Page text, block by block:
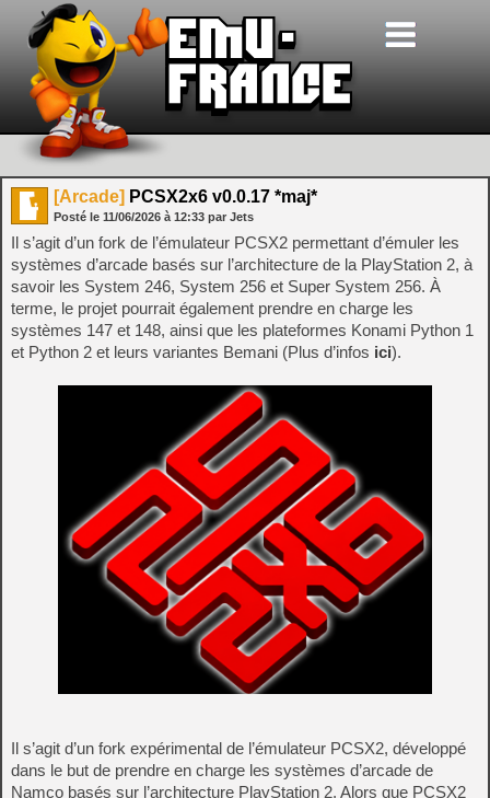
[Arcade] PCSX2x6 v0.0.17 *maj*
Posté le 11/06/2026 à 12:33 par Jets
Il s’agit d’un fork de l’émulateur PCSX2 permettant d’émuler les
systèmes d’arcade basés sur l’architecture de la PlayStation 2, à
savoir les System 246, System 256 et Super System 256. À
terme, le projet pourrait également prendre en charge les
systèmes 147 et 148, ainsi que les plateformes Konami Python 1
et Python 2 et leurs variantes Bemani (Plus d’infos ici).
Il s’agit d’un fork expérimental de l’émulateur PCSX2, développé
dans le but de prendre en charge les systèmes d’arcade de
Namco basés sur l’architecture PlayStation 2. Alors que PCSX2